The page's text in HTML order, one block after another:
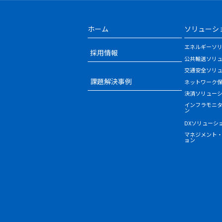
ホーム
採用情報
課題解決事例
ソリューシ
エネルギーソ
公共輸送ソリ
交通安全ソリ
ネットワーク
決済ソリュー
インフラモニ
ン
DXソリューシ
マネジメント
ョン